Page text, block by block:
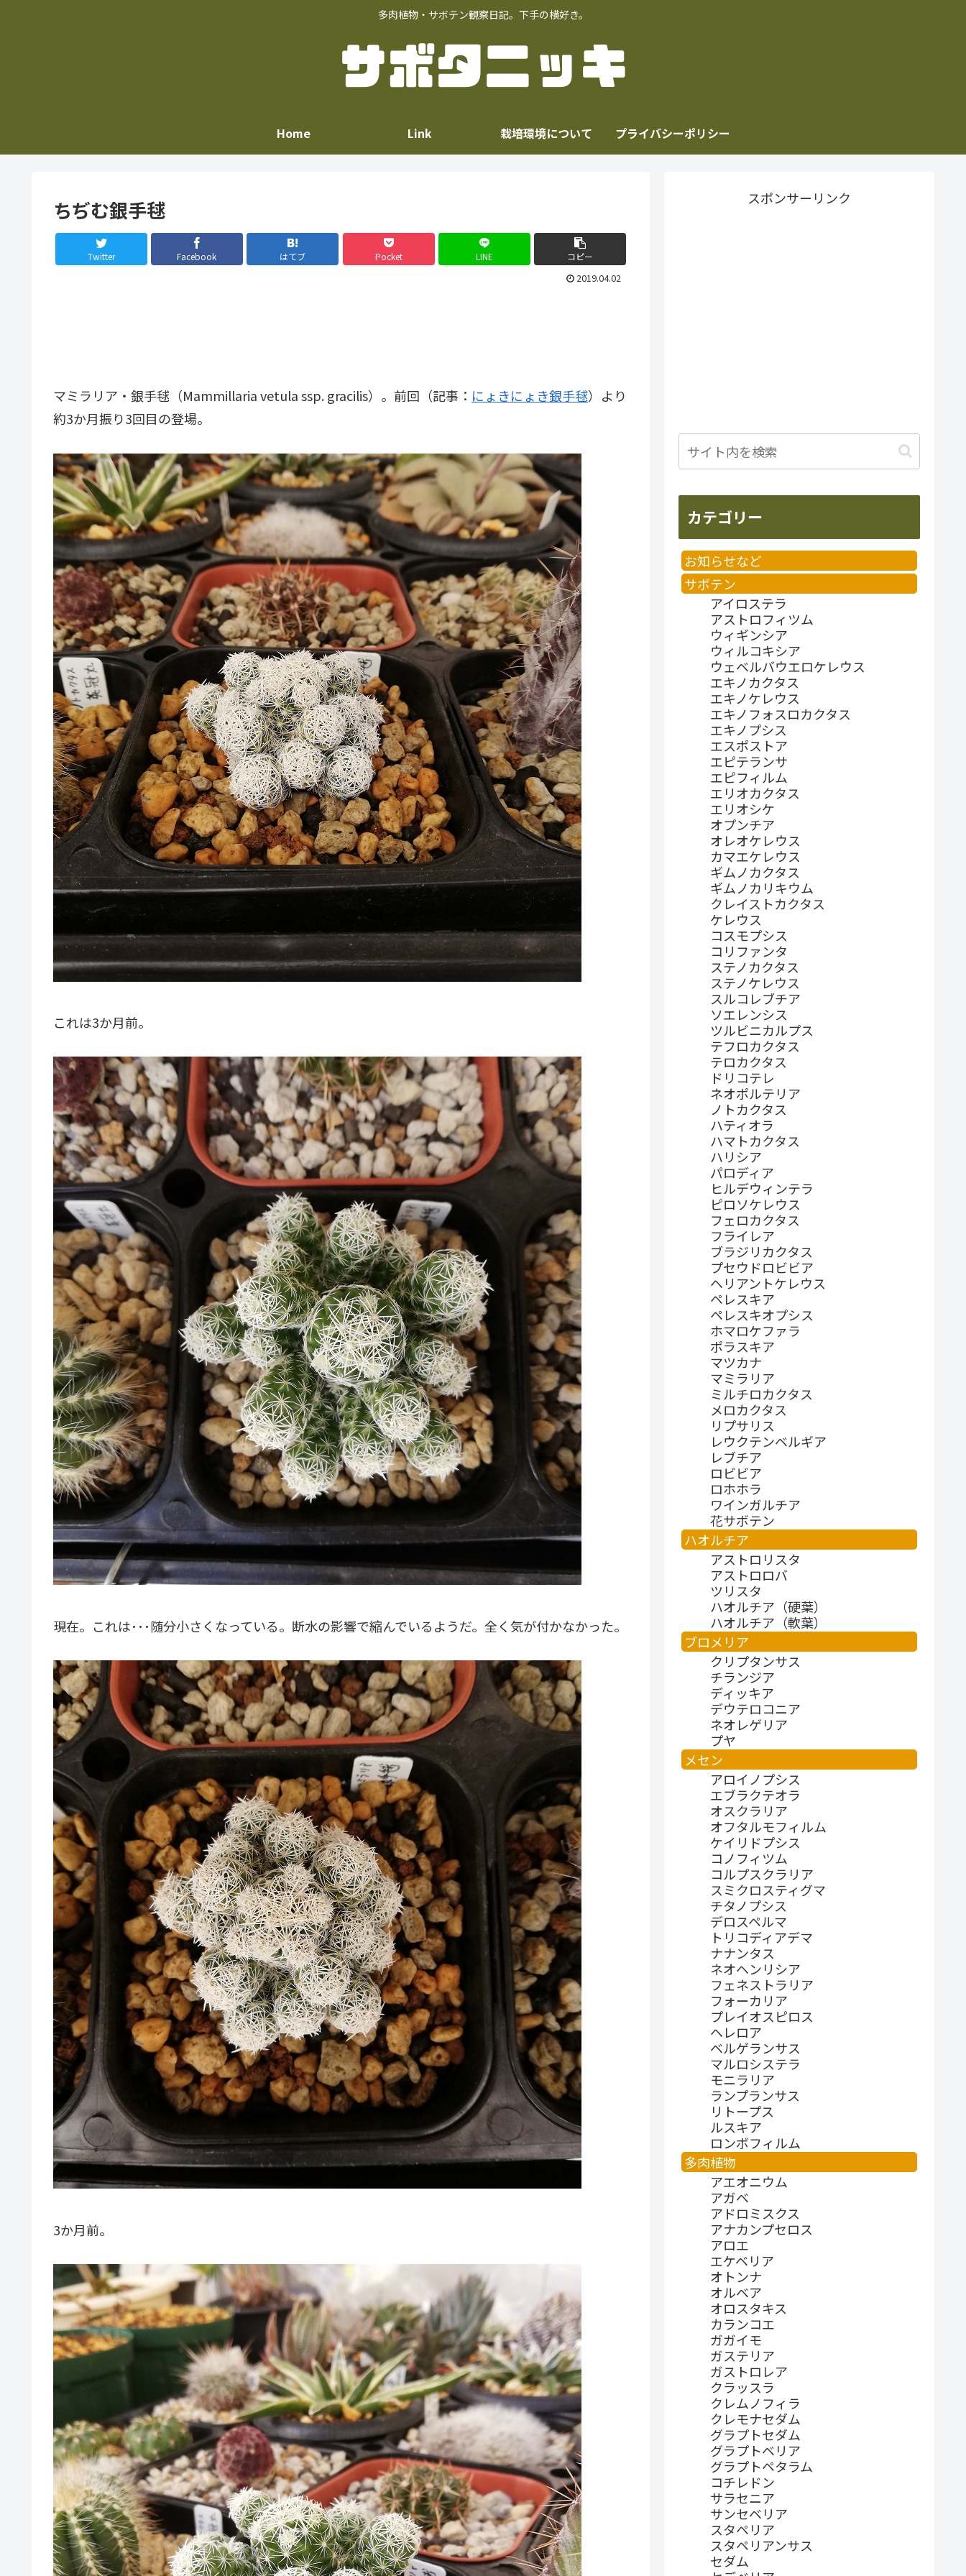
多肉植物・サボテン観察日記。下手の横好き。
Home Link 栽培環境について プライバシーポリシー
ちぢむ銀手毬
Twitter Facebook はてブ Pocket LINE コピー
2019.04.02
マミラリア・銀手毬（Mammillaria vetula ssp. gracilis）。前回（記事： にょきにょき銀手毬）より
約3か月振り3回目の登場。
これは3か月前。
現在。これは･･･随分小さくなっている。断水の影響で縮んでいるようだ。全く気が付かなかった。
3か月前。
スポンサーリンク
カテゴリー
お知らせなど
サボテン
アイロステラ
アストロフィツム
ウィギンシア
ウィルコキシア
ウェベルバウエロケレウス
エキノカクタス
エキノケレウス
エキノフォスロカクタス
エキノプシス
エスポストア
エピテランサ
エピフィルム
エリオカクタス
エリオシケ
オプンチア
オレオケレウス
カマエケレウス
ギムノカクタス
ギムノカリキウム
クレイストカクタス
ケレウス
コスモプシス
コリファンタ
ステノカクタス
ステノケレウス
スルコレブチア
ソエレンシス
ツルビニカルプス
テフロカクタス
テロカクタス
ドリコテレ
ネオポルテリア
ノトカクタス
ハティオラ
ハマトカクタス
ハリシア
パロディア
ヒルデウィンテラ
ピロソケレウス
フェロカクタス
フライレア
ブラジリカクタス
プセウドロビビア
ヘリアントケレウス
ペレスキア
ペレスキオプシス
ホマロケファラ
ポラスキア
マツカナ
マミラリア
ミルチロカクタス
メロカクタス
リプサリス
レウクテンベルギア
レブチア
ロビビア
ロホホラ
ワインガルチア
花サボテン
ハオルチア
アストロリスタ
アストロロバ
ツリスタ
ハオルチア（硬葉）
ハオルチア（軟葉）
ブロメリア
クリプタンサス
チランジア
ディッキア
デウテロコニア
ネオレゲリア
プヤ
メセン
アロイノプシス
エブラクテオラ
オスクラリア
オフタルモフィルム
ケイリドプシス
コノフィツム
コルプスクラリア
スミクロスティグマ
チタノプシス
デロスペルマ
トリコディアデマ
ナナンタス
ネオヘンリシア
フェネストラリア
フォーカリア
プレイオスピロス
ヘレロア
ベルゲランサス
マルロシステラ
モニラリア
ランプランサス
リトープス
ルスキア
ロンボフィルム
多肉植物
アエオニウム
アガベ
アドロミスクス
アナカンプセロス
アロエ
エケベリア
オトンナ
オルベア
オロスタキス
カランコエ
ガガイモ
ガステリア
ガストロレア
クラッスラ
クレムノフィラ
クレモナセダム
グラプトセダム
グラプトベリア
グラプトペタラム
コチレドン
サラセニア
サンセベリア
スタペリア
スタペリアンサス
セダム